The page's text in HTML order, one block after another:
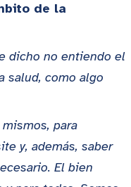
de la
dicho no entiendo el
salud, como algo
para
y, además, saber
El bien